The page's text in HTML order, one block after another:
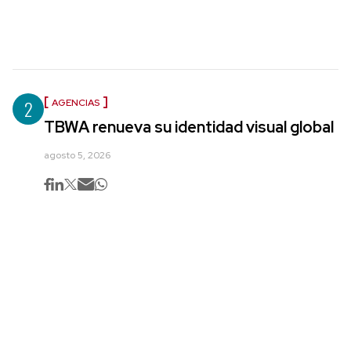
2 AGENCIAS
TBWA renueva su identidad visual global
agosto 5, 2026